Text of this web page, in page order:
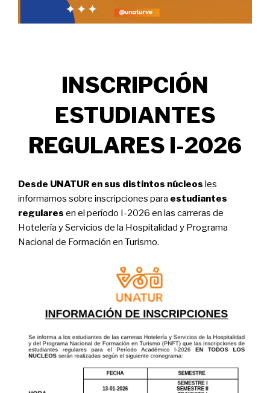
INSCRIPCIÓN
ESTUDIANTES
REGULARES I-2026
Desde UNATUR en sus distintos núcleos les
informamos sobre inscripciones para estudiantes
regulares en el período I-2026 en las carreras de
Hotelería y Servicios de la Hospitalidad y Programa
Nacional de Formación en Turismo.